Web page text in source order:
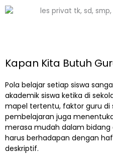
Kapan Kita Butuh
Pola belajar setiap siswa
akademik siswa ketika di
mapel tertentu, faktor guru di
pembelajaran juga
merasa mudah dalam bidang
harus berhadapan dengan
deskriptif.